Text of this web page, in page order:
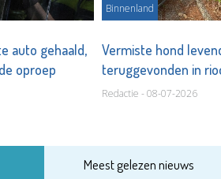
auto gehaald,
oproep
Binnenland
Vermiste hond
teruggevonden in
Redactie - 08-07-2026
Meest gelezen nieuws